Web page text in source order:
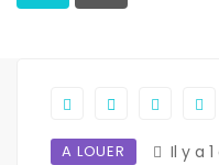
A LOUER Il y a